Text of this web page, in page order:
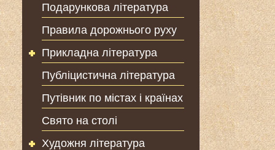
Подарункова література
Правила дорожнього руху
Прикладна література
Публіцистична література
Путівник по містах і країнах
Свято на столі
Художня література